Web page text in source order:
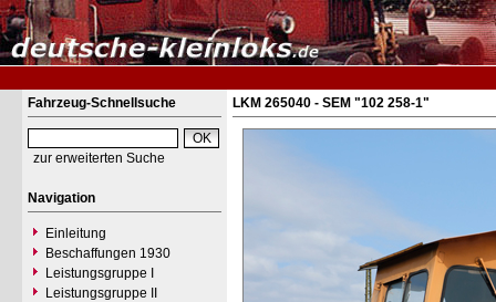
Fahrzeug-Schnellsuche
zur erweiterten Suche
Navigation
Einleitung
Beschaffungen 1930
Leistungsgruppe I
Leistungsgruppe II
LKM 265040 - SEM "102 258-1"